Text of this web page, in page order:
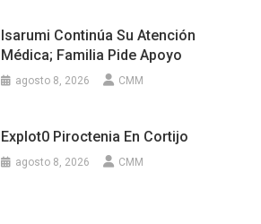
Isarumi Continúa Su Atención
Médica; Familia Pide Apoyo
agosto 8, 2026 CMM
Explot0 Piroctenia En Cortijo
agosto 8, 2026 CMM